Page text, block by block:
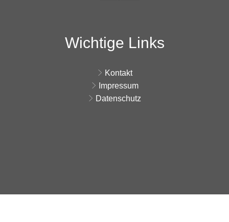
Wichtige Links
Kontakt
Impressum
Datenschutz